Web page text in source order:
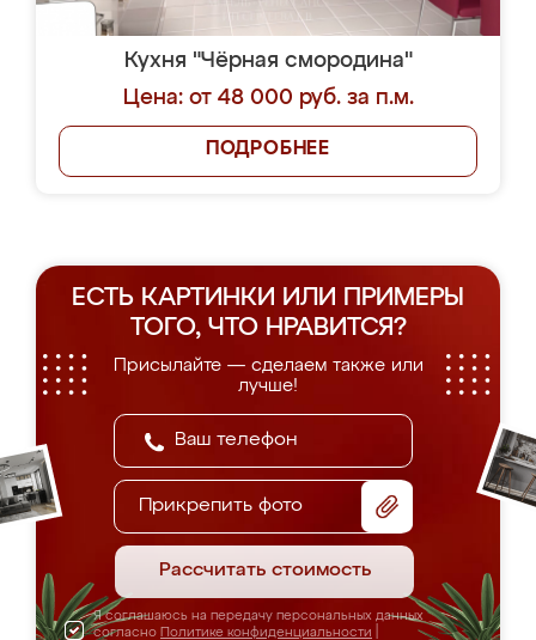
Кухня "Чёрная смородина"
Цена: от 48 000 руб. за п.м.
ПОДРОБНЕЕ
ЕСТЬ КАРТИНКИ ИЛИ ПРИМЕРЫ
ТОГО, ЧТО НРАВИТСЯ?
Присылайте — сделаем также или
лучше!
Прикрепить фото
Рассчитать стоимость
Я соглашаюсь на передачу персональных данных
согласно Политике конфиденциальности